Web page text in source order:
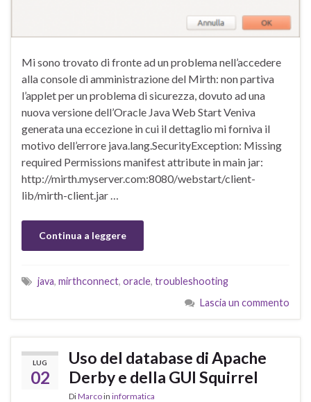
Mi sono trovato di fronte ad un problema nell’accedere
alla console di amministrazione del Mirth: non partiva
l’applet per un problema di sicurezza, dovuto ad una
nuova versione dell’Oracle Java Web Start Veniva
generata una eccezione in cui il dettaglio mi forniva il
motivo dell’errore java.lang.SecurityException: Missing
required Permissions manifest attribute in main jar:
http://mirth.myserver.com:8080/webstart/client-
lib/mirth-client.jar …
Continua a leggere
java, mirthconnect, oracle, troubleshooting
Lascia un commento
LUG
02
Uso del database di Apache
Derby e della GUI Squirrel
DiMarcoin informatica